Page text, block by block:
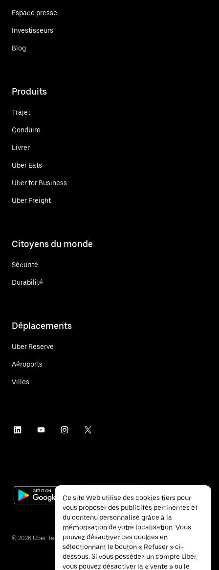
Espace presse
Investisseurs
Blog
Produits
Trajet
Conduire
Livrer
Uber Eats
Uber for Business
Uber Freight
Citoyens du monde
Sécurité
Durabilité
Déplacements
Uber Reserve
Aéroports
Villes
© 2026 Uber Technologies Inc.
Ce site Web utilise des cookies tiers pour
vous proposer des publicités pertinentes et
du contenu personnalisé grâce à la
mémorisation de votre localisation. Vous
pouvez désactiver ces cookies en
sélectionnant le bouton « Refuser » ci-
dessous. Si vous possédez un compte Uber,
vous pouvez désactiver la « vente » ou le